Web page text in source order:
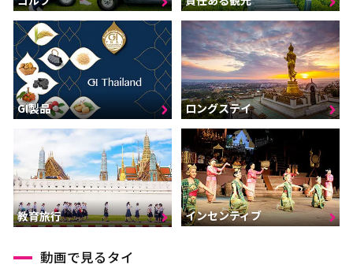
GI製品 ロングステイ
教育旅行 インセンティブ
動画で見るタイ